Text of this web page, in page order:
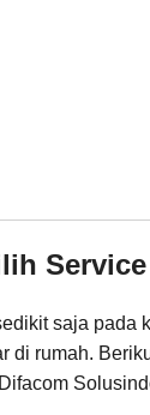
saja pada
di rumah.